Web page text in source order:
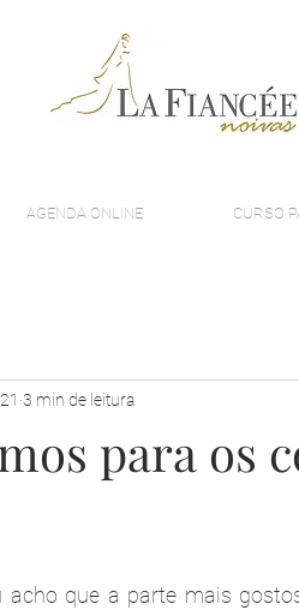
AGENDA ONLINE CURSO
para os
3 min de leitura
acho que a parte mais